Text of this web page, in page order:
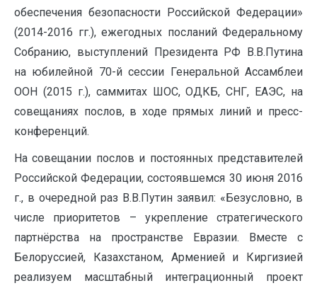
обеспечения безопасности Российской Федерации»
(2014-2016 гг.), ежегодных посланий Федеральному
Собранию, выступлений Президента РФ В.В.Путина
на юбилейной 70-й сессии Генеральной Ассамблеи
ООН (2015 г.), саммитах ШОС, ОДКБ, СНГ, ЕАЭС, на
совещаниях послов, в ходе прямых линий и пресс-
конференций.
На совещании послов и постоянных представителей
Российской Федерации, состоявшемся 30 июня 2016
г., в очередной раз В.В.Путин заявил: «Безусловно, в
числе приоритетов – укрепление стратегического
партнёрства на пространстве Евразии. Вместе с
Белоруссией, Казахстаном, Арменией и Киргизией
реализуем масштабный интеграционный проект